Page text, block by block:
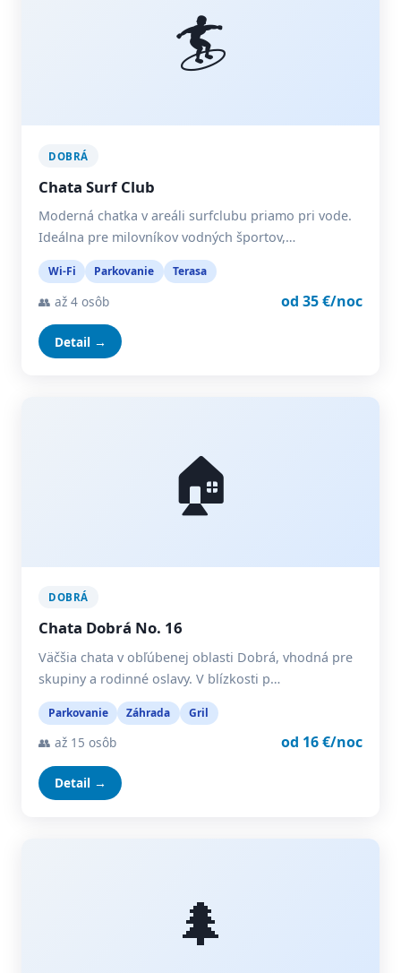
🏄
DOBRÁ
Chata Surf Club
Moderná chatka v areáli surfclubu priamo pri vode.
Ideálna pre milovníkov vodných športov,…
Wi-Fi Parkovanie Terasa
👥 až 4 osôb od 35 €/noc
Detail →
🏠
DOBRÁ
Chata Dobrá No. 16
Väčšia chata v obľúbenej oblasti Dobrá, vhodná pre
skupiny a rodinné oslavy. V blízkosti p…
Parkovanie Záhrada Gril
👥 až 15 osôb od 16 €/noc
Detail →
🌲